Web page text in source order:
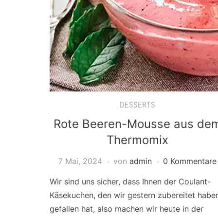
DESSERTS
Rote Beeren-Mousse aus
Thermomix
7 Mai, 2024 von admin 0 Kommentare
Wir sind uns sicher, dass Ihnen der Coulant-
Käsekuchen, den wir gestern zubereitet
gefallen hat, also machen wir heute in der